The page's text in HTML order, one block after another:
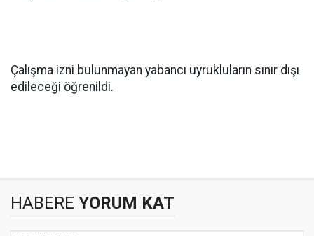
Çalışma izni bulunmayan yabancı uyrukluların sınır dışı
edileceği öğrenildi.
HABERE YORUM KAT